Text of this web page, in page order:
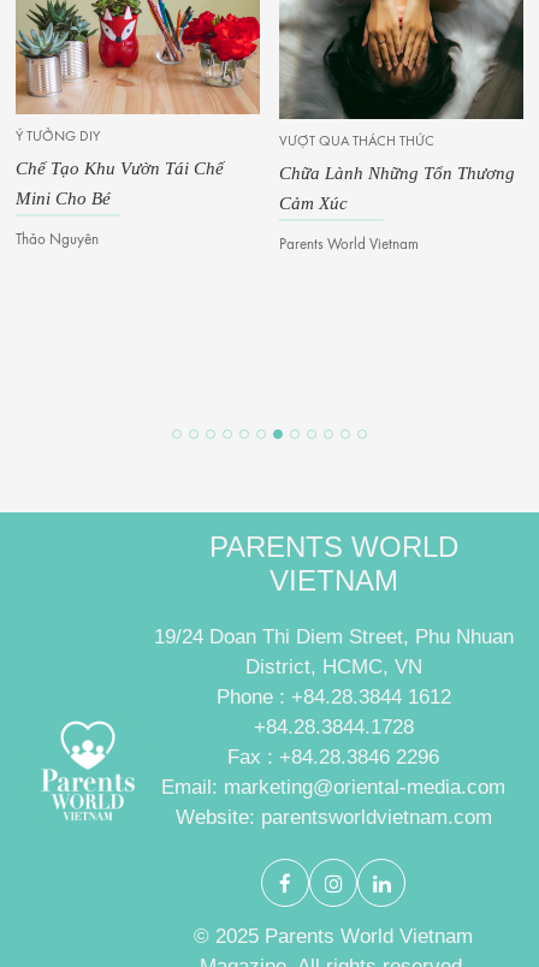
Ý TƯỞNG DIY
Chế Tạo Khu Vườn Tái Chế
Mini Cho Bé
Thảo Nguyên
VƯỢT QUA THÁCH THỨC
Chữa Lành Những Tổn Thương
Cảm Xúc
Parents World Vietnam
PARENTS WORLD
VIETNAM
19/24 Doan Thi Diem Street, Phu Nhuan
District, HCMC, VN
Phone : +84.28.3844 1612
+84.28.3844.1728
Fax : +84.28.3846 2296
Email: marketing@oriental-media.com
Website: parentsworldvietnam.com
© 2025 Parents World Vietnam